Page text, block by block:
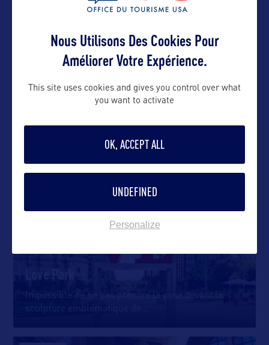
DANS LA MÊME CATEGORIE
SITE CULTUREL
Fondation Barnes
privée de tableaux de…
Love Park
Impossible de ne pas prendre la pose devant la
sculpture emblématique de
Nous Utilisons Des Cookies Pour
Améliorer Votre Expérience.
This site uses cookies and gives you control over what
you want to activate
OK, ACCEPT ALL
UNDEFINED
Personalize